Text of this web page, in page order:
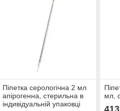
Піпетка серологічна 2 мл
апірогенна, стерильна в
індивідуальній упаковці
мл,